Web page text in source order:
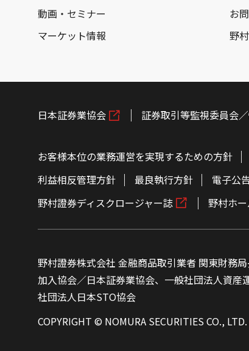
動画・セミナー
マーケット情報
お
野
日本証券業協会 証券取引等監視委員会
お客様本位の業務運営を実現するための方針
利益相反管理方針
最良執行方針 電子公
野村證券ディスクロージャー誌
野村ホ
野村證券株式会社 金融商品取引業者 関東財務
加入協会／日本証券業協会、一般社団法人資
社団法人日本STO協会
COPYRIGHT © NOMURA SECURITIES CO., LTD.